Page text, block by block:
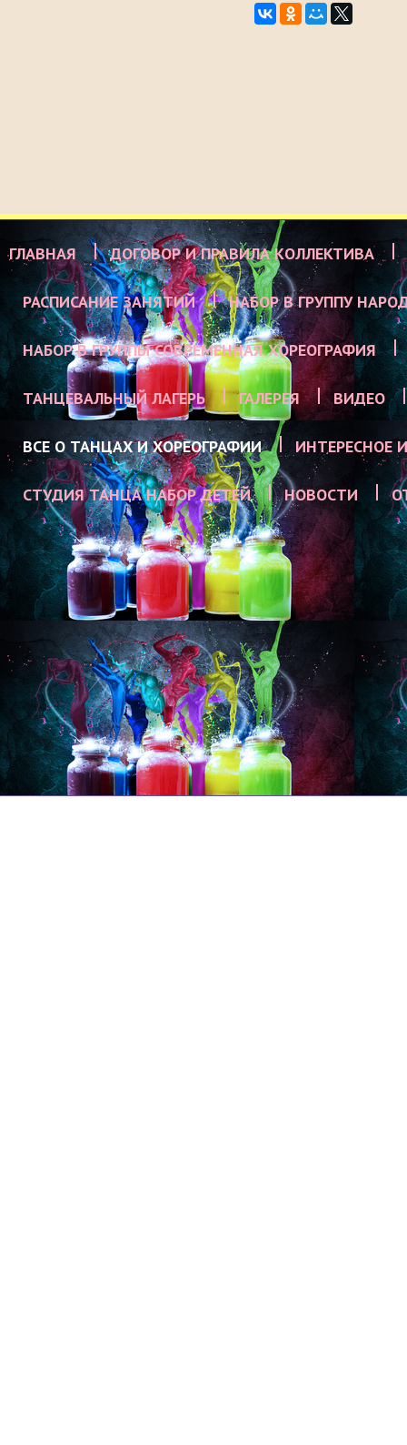
ГЛАВНАЯ ДОГОВОР И ПРАВИЛА КОЛЛЕКТИВА
РАСПИСАНИЕ ЗАНЯТИЙ НАБОР В ГРУППУ
НАБОР В ГРУППЫ СОВРЕМЕННАЯ ХОРЕОГРАФИЯ
ТАНЦЕВАЛЬНЫЙ ЛАГЕРЬ ГАЛЕРЕЯ ВИДЕО
ВСЕ О ТАНЦАХ И ХОРЕОГРАФИИ ИНТЕРЕСНОЕ
СТУДИЯ ТАНЦА НАБОР ДЕТЕЙ НОВОСТИ